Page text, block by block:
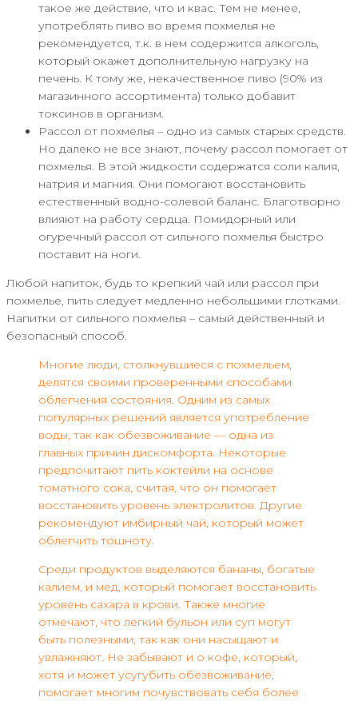
такое же действие, что и квас. Тем не менее,
употреблять пиво во время похмелья не
рекомендуется, т.к. в нем содержится алкоголь,
который окажет дополнительную нагрузку на
печень. К тому же, некачественное пиво (90% из
магазинного ассортимента) только добавит
токсинов в организм.
Рассол от похмелья – одно из самых старых средств.
Но далеко не все знают, почему рассол помогает от
похмелья. В этой жидкости содержатся соли калия,
натрия и магния. Они помогают восстановить
естественный водно-солевой баланс. Благотворно
влияют на работу сердца. Помидорный или
огуречный рассол от сильного похмелья быстро
поставит на ноги.
Любой напиток, будь то крепкий чай или рассол при
похмелье, пить следует медленно небольшими глотками.
Напитки от сильного похмелья – самый действенный и
безопасный способ.
Многие люди, столкнувшиеся с похмельем,
делятся своими проверенными способами
облегчения состояния. Одним из самых
популярных решений является употребление
воды, так как обезвоживание — одна из
главных причин дискомфорта. Некоторые
предпочитают пить коктейли на основе
томатного сока, считая, что он помогает
восстановить уровень электролитов. Другие
рекомендуют имбирный чай, который может
облегчить тошноту.
Среди продуктов выделяются бананы, богатые
калием, и мед, который помогает восстановить
уровень сахара в крови. Также многие
отмечают, что легкий бульон или суп могут
быть полезными, так как они насыщают и
увлажняют. Не забывают и о кофе, который,
хотя и может усугубить обезвоживание,
помогает многим почувствовать себя более